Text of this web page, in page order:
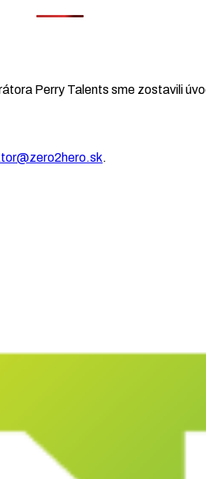
Perry Talents sme zostavili
.